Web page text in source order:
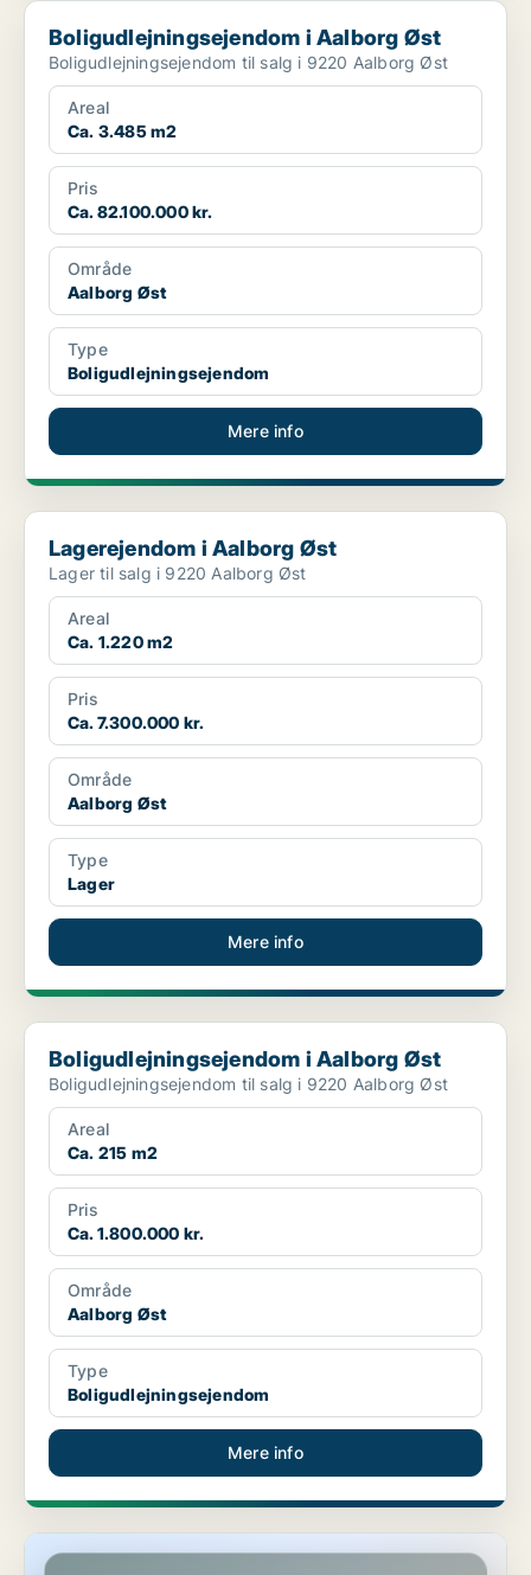
Boligudlejningsejendom i Aalborg Øst
Boligudlejningsejendom i Aalborg Øst
Boligudlejningsejendom til salg i 9220 Aalborg Øst
Areal
Ca. 3.485 m2
Pris
Ca. 82.100.000 kr.
Område
Aalborg Øst
Type
Boligudlejningsejendom
Mere info
Lagerejendom i Aalborg Øst
Lagerejendom i Aalborg Øst
Lager til salg i 9220 Aalborg Øst
Areal
Ca. 1.220 m2
Pris
Ca. 7.300.000 kr.
Område
Aalborg Øst
Type
Lager
Mere info
Boligudlejningsejendom i Aalborg Øst
Boligudlejningsejendom i Aalborg Øst
Boligudlejningsejendom til salg i 9220 Aalborg Øst
Areal
Ca. 215 m2
Pris
Ca. 1.800.000 kr.
Område
Aalborg Øst
Type
Boligudlejningsejendom
Mere info
Butik i Aalborg Øst